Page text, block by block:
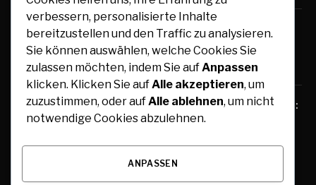
Kfz-Zulassung Express: Digitale
Zulassung mit maximalem Komfort
August 7, 2026
Free Tools for Teachers and Students:
Online Resources for Teaching,
verbessern, personalisierte Inhalte
bereitzustellen und den Traffic zu analysieren.
Sie können auswählen, welche Cookies Sie
zulassen möchten, indem Sie aufAnpassen
klicken. Klicken Sie aufAlle akzeptieren, um
zuzustimmen, oder aufAlle ablehnen, um nicht
notwendige Cookies abzulehnen.
ANPASSEN